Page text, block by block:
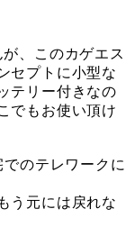
、このカゲエス
セプトに小型な
テリー付きなの
でもお使い頂け
のテレワークに
う元には戻れな